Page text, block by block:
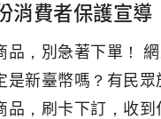
消費者保護宣導
品，別急著下單！
是新臺幣嗎？有民眾
品，刷卡下訂，收到